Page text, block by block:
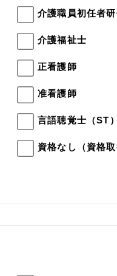
介護職員初任者
介護福祉士
正看護師
准看護師
言語聴覚士（ST）
資格なし（資格取